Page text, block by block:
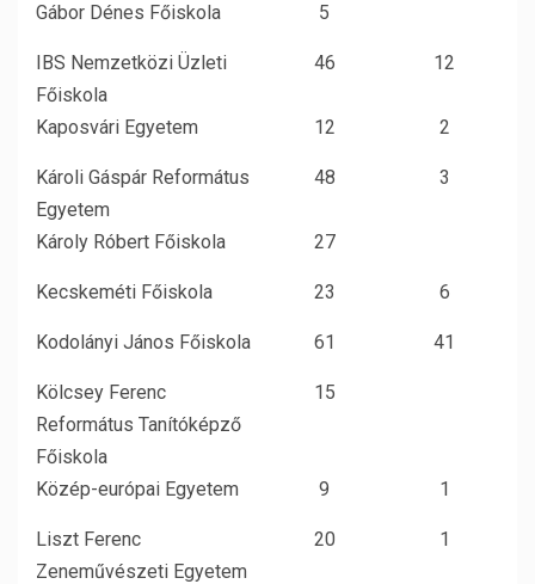
Gábor Dénes Főiskola 5
IBS Nemzetközi Üzleti
Főiskola
46 12
Kaposvári Egyetem 12 2
Károli Gáspár Református
Egyetem
48 3
Károly Róbert Főiskola 27
Kecskeméti Főiskola 23 6
Kodolányi János Főiskola 61 41
Kölcsey Ferenc
Református Tanítóképző
Főiskola
15
Közép-európai Egyetem 9 1
Liszt Ferenc
Zeneművészeti Egyetem
20 1